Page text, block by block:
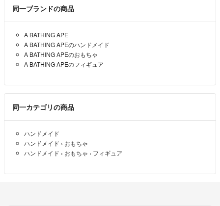
またご - 約3年前
まだありますか？
choas2233- 約3年前
すみません、そこまでの値引きが出来ません、申し訳ございません。
うか？
宜しくお願い致します。
同一ブランドの商品
A BATHING APE
A BATHING APEのハンドメイド
A BATHING APEのおもちゃ
A BATHING APEのフィギュア
同一カテゴリの商品
ハンドメイド
ハンドメイド › おもちゃ
ハンドメイド › おもちゃ › フィギュア